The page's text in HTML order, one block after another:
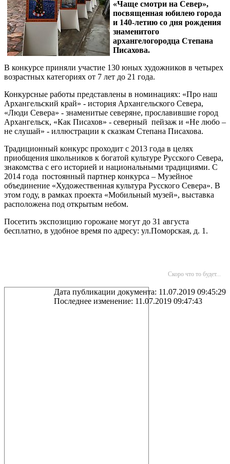
«Чаще смотри на Север»,
посвященная юбилею города
и 140-летию со дня рождения
знаменитого
архангелогородца Степана
Писахова.
В конкурсе приняли участие 130 юных художников в четырех
возрастных категориях от 7 лет до 21 года.
Конкурсные работы представлены в номинациях: «Про наш
Архангельский край» - история Архангельского Севера,
«Люди Севера» - знаменитые северяне, прославившие город
Архангельск, «Как Писахов» - северный пейзаж и «Не любо –
не слушай» - иллюстрации к сказкам Степана Писахова.
Традиционный конкурс проходит с 2013 года в целях
приобщения школьников к богатой культуре Русского Севера,
знакомства с его историей и национальными традициями. С
2014 года постоянный партнер конкурса – Музейное
объединение «Художественная культура Русского Севера». В
этом году, в рамках проекта «Мобильный музей», выставка
расположена под открытым небом.
Посетить экспозицию горожане могут до 31 августа
бесплатно, в удобное время по адресу: ул.Поморская, д. 1.
Скоро что то будет...
Дата публикации документа: 11.07.2019 09:45:29
Последнее изменение: 11.07.2019 09:47:43